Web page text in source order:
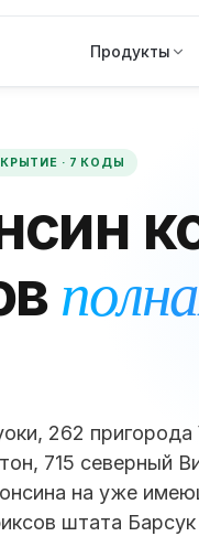
Продукты
· 7 КОДЫ
262
715 северный
на уже
штата